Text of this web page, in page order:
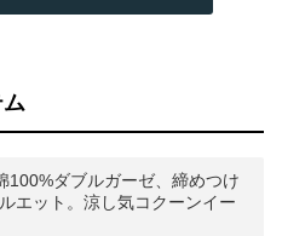
100%ダブルガーゼ、締めつけ
エット。涼し気コクーンイー